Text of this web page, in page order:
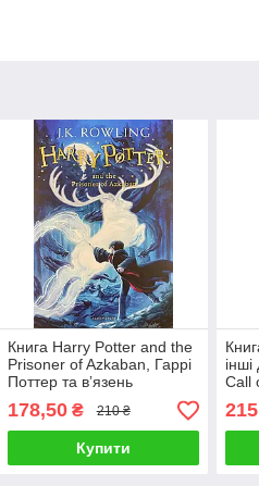
Книга Harry Potter and the
Prisoner of Azkaban, Гаррі
Поттер та вʼязень
Азкабану. Джоан Роулінг
178,50₴ 210 ₴
Купити
Call